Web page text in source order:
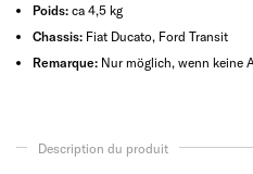
Poids: ca 4,5 kg
Chassis: Fiat Ducato, Ford Transit
Remarque: Nur möglich, wenn keine
Description du produit